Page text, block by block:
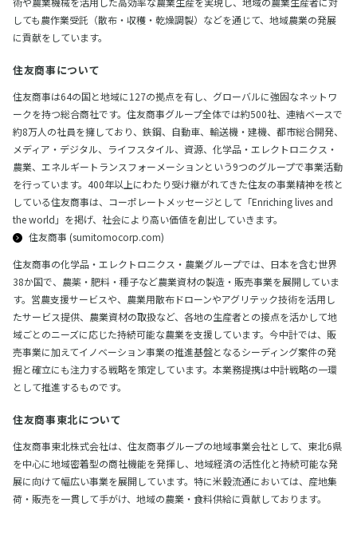
しても農作業受託（散布・収穫・乾燥調製）などを通じて、地域農業の発展
に貢献をしています。
住友商事について
住友商事は64の国と地域に127の拠点を有し、グローバルに強固なネットワ
ークを持つ総合商社です。住友商事グループ全体では約500社、連結ベースで
約8万人の社員を擁しており、鉄鋼、自動車、輸送機・建機、都市総合開発、
メディア・デジタル、ライフスタイル、資源、化学品・エレクトロニクス・
農業、エネルギートランスフォーメーションという9つのグループで事業活動
を行っています。400年以上にわたり受け継がれてきた住友の事業精神を核と
している住友商事は、コーポレートメッセージとして「Enriching lives and
the world」を掲げ、社会により高い価値を創出していきます。
住友商事 (sumitomocorp.com)
住友商事の化学品・エレクトロニクス・農業グループでは、日本を含む世界
38か国で、農薬・肥料・種子など農業資材の製造・販売事業を展開していま
す。営農支援サービスや、農業用散布ドローンやアグリテック技術を活用し
たサービス提供、農業資材の取扱など、各地の生産者との接点を活かして地
域ごとのニーズに応じた持続可能な農業を支援しています。今中計では、販
売事業に加えてイノベーション事業の推進基盤となるシーディング案件の発
掘と確立にも注力する戦略を策定しています。本業務提携は中計戦略の一環
として推進するものです。
住友商事東北について
住友商事東北株式会社は、住友商事グループの地域事業会社として、東北6県
を中心に地域密着型の商社機能を発揮し、地域経済の活性化と持続可能な発
展に向けて幅広い事業を展開しています。特に米穀流通においては、産地集
荷・販売を一貫して手がけ、地域の農業・食料供給に貢献しております。